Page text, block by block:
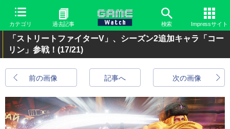
カテゴリ 過去記事 検索 Impressサイト
「ストリートファイターV」、シーズン2追加キャラ「コー
リン」参戦！ (17/21)
前の画像 次の画像
記事へ